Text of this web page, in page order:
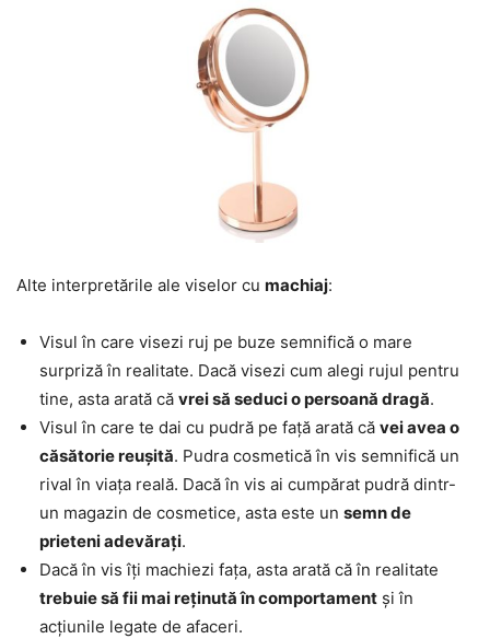
Alte interpretările ale viselor cu machiaj:
Visul în care visezi ruj pe buze semnifică o mare
surpriză în realitate. Dacă visezi cum alegi rujul pentru
tine, asta arată că vrei să seduci o persoană dragă.
Visul în care te dai cu pudră pe față arată că vei avea o
căsătorie reușită. Pudra cosmetică în vis semnifică un
rival în viața reală. Dacă în vis ai cumpărat pudră dintr-
un magazin de cosmetice, asta este un semn de
prieteni adevărați.
Dacă în vis îți machiezi fața, asta arată că în realitate
trebuie să fii mai reținută în comportament și în
acțiunile legate de afaceri.